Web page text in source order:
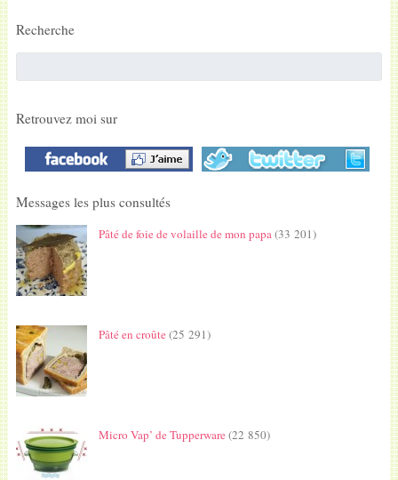
Recherche
Retrouvez moi sur
Messages les plus consultés
Pâté de foie de volaille de mon papa(33 201)
Pâté en croûte(25 291)
Micro Vap’ de Tupperware(22 850)